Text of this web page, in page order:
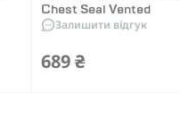
Chest Seal Vented
Залишити відгук
689 ₴